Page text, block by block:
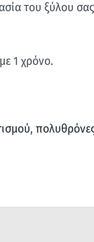
του ξύλου σας
1 χρόνο.
,